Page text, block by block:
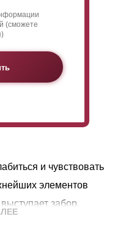
(сможете
и чувствовать
элементов
забор.